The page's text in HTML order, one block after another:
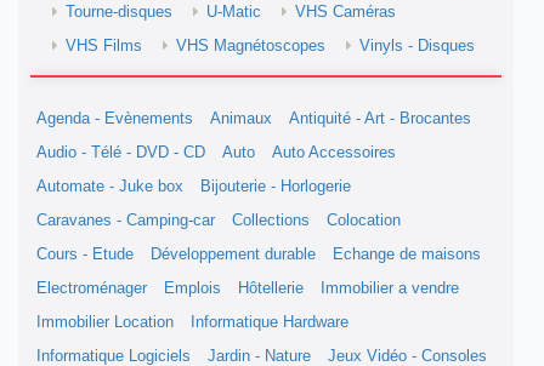
Tourne-disques
U-Matic
VHS Caméras
VHS Films
VHS Magnétoscopes Vinyls - Disques
Agenda - Evènements Animaux
Antiquité - Art - Brocantes
Audio - Télé - DVD - CD
Auto
Auto Accessoires
Automate - Juke box
Bijouterie - Horlogerie
Caravanes - Camping-car
Collections
Colocation
Cours - Etude
Développement durable
Echange de maisons
Electroménager
Emplois Hôtellerie
Immobilier a vendre
Immobilier Location
Informatique Hardware
Informatique Logiciels
Jardin - Nature
Jeux Vidéo - Consoles